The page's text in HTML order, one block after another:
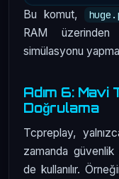
Bu komut,
RAM
simülasyonu
Adım 6: Mavi
Doğrulama
Tcpreplay,
zamanda güvenlik
de kullanılır.